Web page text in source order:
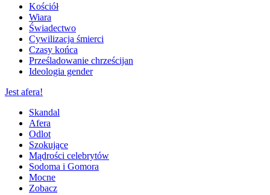
Kościół
Wiara
Świadectwo
Cywilizacja śmierci
Czasy końca
Prześladowanie chrześcijan
Ideologia gender
Jest afera!
Skandal
Afera
Odlot
Szokujące
Mądrości celebrytów
Sodoma i Gomora
Mocne
Zobacz